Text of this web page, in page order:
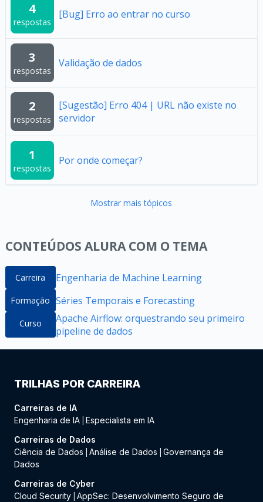
4
respostas
[Bug] Erro ao entrar no curso
3
respostas
Validação de dados
2
respostas
[Sugestão] Erro 404 | URL não existe no
servidor
1
respostas
Por onde começar?
Mostrar mais tópicos
CONTEÚDOS ALURA COM O TEMA
Carreira Engenharia de Machine Learning
Formação Séries Temporais e Forecasting
Curso
Apache Airflow: orquestrando seu primeiro
pipeline de dados
TRILHAS POR CARREIRA
Carreiras de IA
Engenharia de IA
Especialista em IA
Carreiras de Dados
Ciência de Dados
Análise de Dados
Governança de
Dados
Carreiras de Cyber
Cloud Security AppSec: Desenvolvimento Seguro de